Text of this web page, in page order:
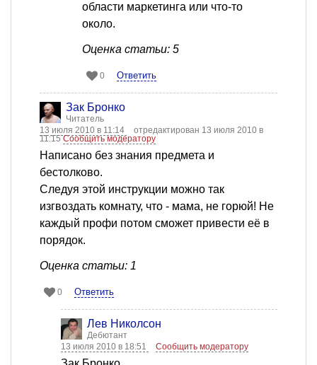
области маркетинга или что-то
около.
Оценка статьи: 5
0 Ответить
Зак Бронко
Читатель
13 июля 2010 в 11:14
отредактирован 13 июля 2010 в
11:15Сообщить модератору
Написано без знания предмета и
бестолково.
Следуя этой инструкции можно так
изгвоздать комнату, что - мама, не горюй! Не
каждый профи потом сможет привести её в
порядок.
Оценка статьи: 1
0 Ответить
Лев Николсон
Дебютант
13 июля 2010 в 18:51
Сообщить модератору